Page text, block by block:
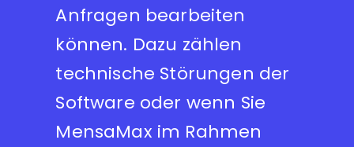
Anfragen bearbeiten
können. Dazu zählen
technische Störungen der
Software oder wenn Sie
MensaMax im Rahmen